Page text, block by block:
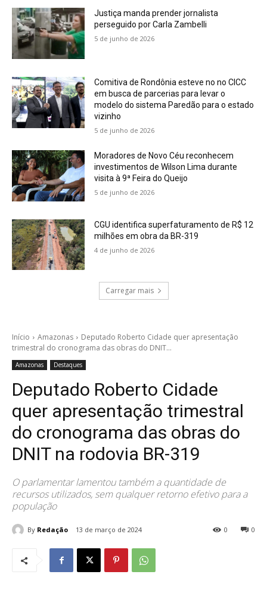
Justiça manda prender jornalista
perseguido por Carla Zambelli
5 de junho de 2026
Comitiva de Rondônia esteve no no CICC
em busca de parcerias para levar o
modelo do sistema Paredão para o estado
vizinho
5 de junho de 2026
Moradores de Novo Céu reconhecem
investimentos de Wilson Lima durante
visita à 9ª Feira do Queijo
5 de junho de 2026
CGU identifica superfaturamento de R$ 12
milhões em obra da BR-319
4 de junho de 2026
Carregar mais